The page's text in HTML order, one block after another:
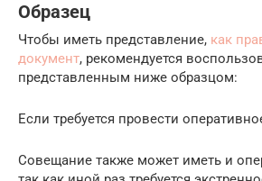
Образец
Чтобы иметь представление, как
документ, рекомендуется
представленным ниже образцом:
Если требуется провести
Совещание также может иметь и